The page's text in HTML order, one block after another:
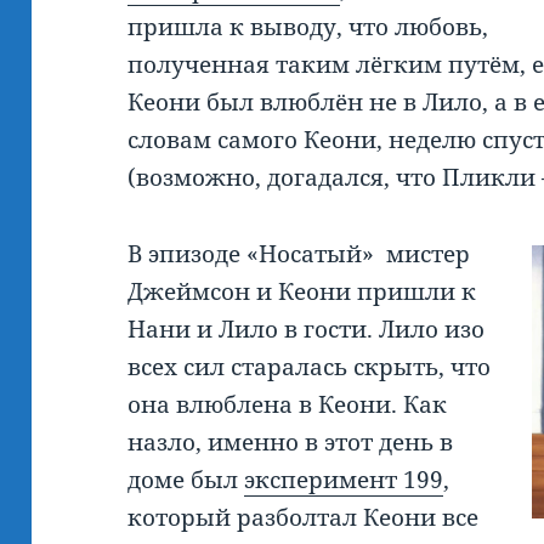
пришла к выводу, что любовь,
полученная таким лёгким путём,
Кеони был влюблён не в Лило, а в
словам самого Кеони, неделю
(возможно, догадался, что
В эпизоде «Носатый» мистер
Джеймсон и Кеони пришли к
Нани и Лило в гости. Лило изо
всех сил старалась скрыть, что
она влюблена в Кеони. Как
назло, именно в этот день в
доме былэксперимент 199,
который разболтал Кеони все